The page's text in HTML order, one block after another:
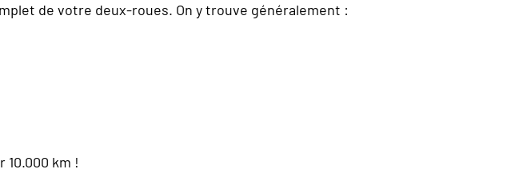
de votre deux-roues. On y trouve généralement :
km !